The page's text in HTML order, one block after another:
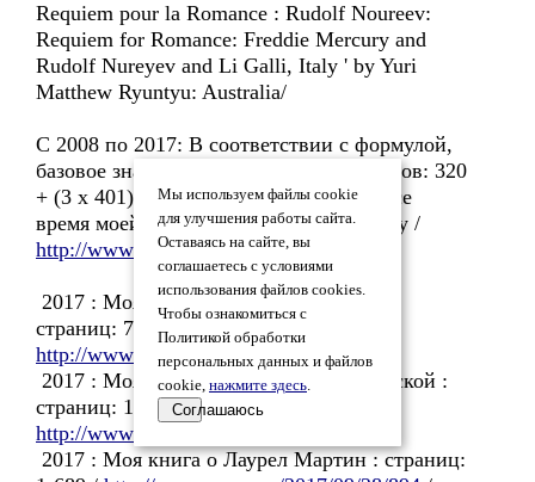
Requiem pour la Romance : Rudolf Noureev:
Requiem for Romance: Freddie Mercury and
Rudolf Nureyev and Li Galli, Italy ' by Yuri
Matthew Ryuntyu: Australia/
С 2008 по 2017: В соответствии с формулой,
базовое значение Моих Призовых Баллов: 320
+ (3 x 401) + 125, 882 = 127, 405 = за все
время моей лит-активности на Проза.ру /
http://www.proza.ru/2017/09/30/326
2017 : Моя книга о Галине Улановой :
страниц: 700 /
http://www.proza.ru/2017/09/15/442/
2017 : Моя книга о Матильде Кшесинской :
страниц: 1-692 /
http://www.proza.ru/2017/09/16/461
2017 : Моя книга о Лаурел Мартин : страниц:
Мы используем файлы cookie
для улучшения работы сайта.
Оставаясь на сайте, вы
соглашаетесь с условиями
использования файлов cookies.
Чтобы ознакомиться с
Политикой обработки
персональных данных и файлов
cookie, нажмите здесь.
Соглашаюсь